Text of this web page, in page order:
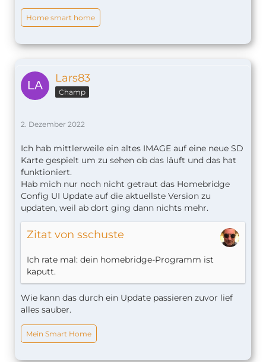
Home smart home
Lars83
Champ
2. Dezember 2022
Ich hab mittlerweile ein altes IMAGE auf eine neue SD
Karte gespielt um zu sehen ob das läuft und das hat
funktioniert.
Hab mich nur noch nicht getraut das Homebridge
Config UI Update auf die aktuellste Version zu
updaten, weil ab dort ging dann nichts mehr.
Zitat von sschuste
Ich rate mal: dein homebridge-Programm ist
kaputt.
Wie kann das durch ein Update passieren zuvor lief
alles sauber.
Mein Smart Home